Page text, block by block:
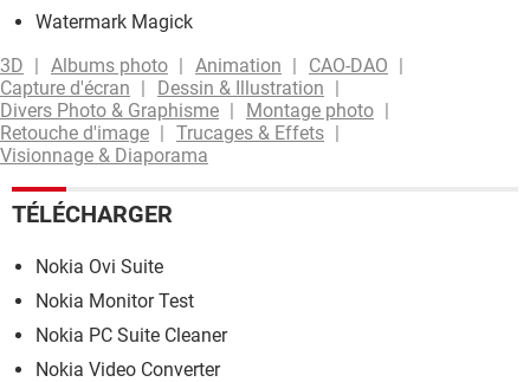
Watermark Magick
3D
Albums photo Animation
CAO-DAO
Capture d'écran
Dessin & Illustration
Divers Photo & Graphisme
Montage photo
Retouche d'image
Trucages & Effets
Visionnage & Diaporama
TÉLÉCHARGER
Nokia Ovi Suite
Nokia Monitor Test
Nokia PC Suite Cleaner
Nokia Video Converter